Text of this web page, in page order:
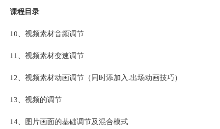
课程目录
10、视频素材音频调节
11、视频素材变速调节
12、视频素材动画调节（同时添加入.出场动画技巧）
13、视频的调节
14、图片画面的基础调节及混合模式